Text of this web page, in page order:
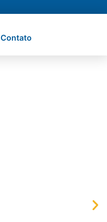
Contato